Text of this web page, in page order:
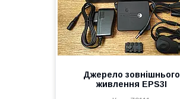
Джерело зовнішнього
живлення EPS3I